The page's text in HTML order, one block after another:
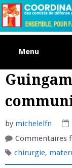
Skip
to
content
Menu
by michelelfn
Commentaires
chirurgie,